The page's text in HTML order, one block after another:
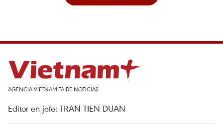
AGENCIA VIETNAMITA DE NOTICIAS
Editor en jefe: TRAN TIEN DUAN